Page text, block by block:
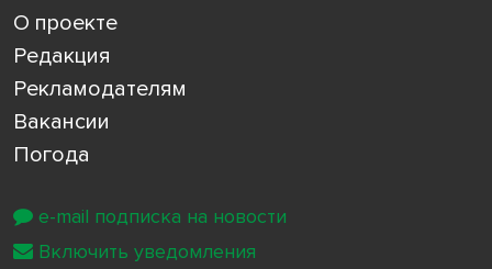
О проекте
Редакция
Рекламодателям
Вакансии
Погода
e-mail подписка на новости
Включить уведомления